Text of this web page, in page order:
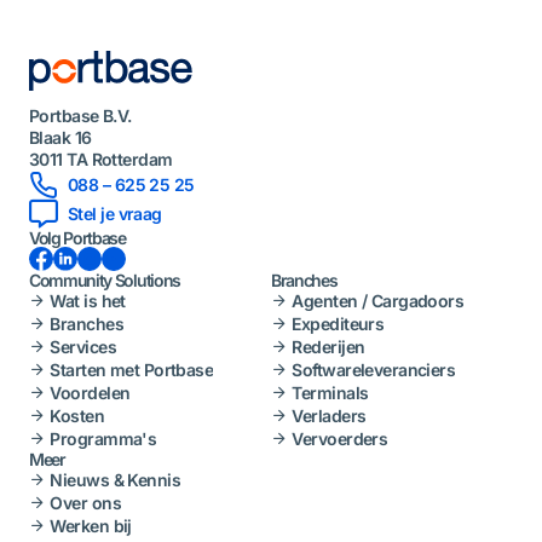
Portbase B.V.
Blaak 16
3011 TA Rotterdam
088 – 625 25 25
Stel je vraag
Volg Portbase
Facebook LinkedInInstagramYouTube
Community Solutions
Wat is het
Branches
Services
Starten met Portbase
Voordelen
Kosten
Programma's
Branches
Agenten / Cargadoors
Expediteurs
Rederijen
Softwareleveranciers
Terminals
Verladers
Vervoerders
Meer
Nieuws & Kennis
Over ons
Werken bij